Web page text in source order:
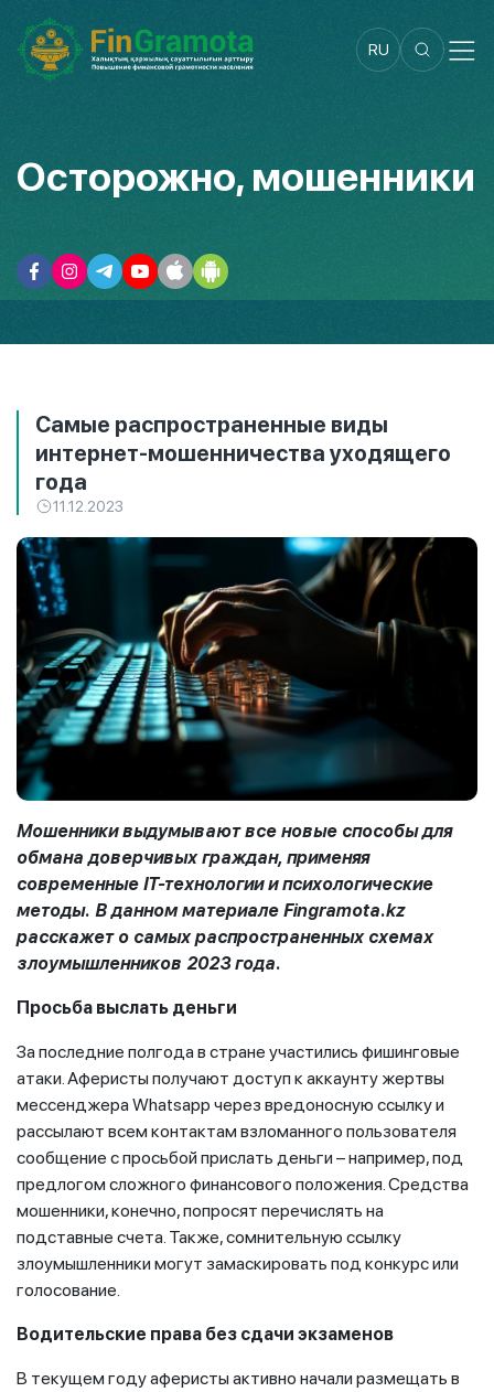
RU
Осторожно, мошенники
Самые распространенные виды
интернет-мошенничества уходящего
года
11.12.2023
Мошенники выдумывают все новые способы для
обмана доверчивых граждан, применяя
современные IT-технологии и психологические
методы. В данном материале Fingramota.kz
расскажет о самых распространенных схемах
злоумышленников 2023 года.
Просьба выслать деньги
За последние полгода в стране участились фишинговые
атаки. Аферисты получают доступ к аккаунту жертвы
мессенджера Whatsapp через вредоносную ссылку и
рассылают всем контактам взломанного пользователя
сообщение с просьбой прислать деньги – например, под
предлогом сложного финансового положения. Средства
мошенники, конечно, попросят перечислять на
подставные счета. Также, сомнительную ссылку
злоумышленники могут замаскировать под конкурс или
голосование.
Водительские права без сдачи экзаменов
В текущем году аферисты активно начали размещать в